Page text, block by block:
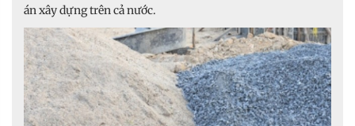
án xây dựng trên cả nước.